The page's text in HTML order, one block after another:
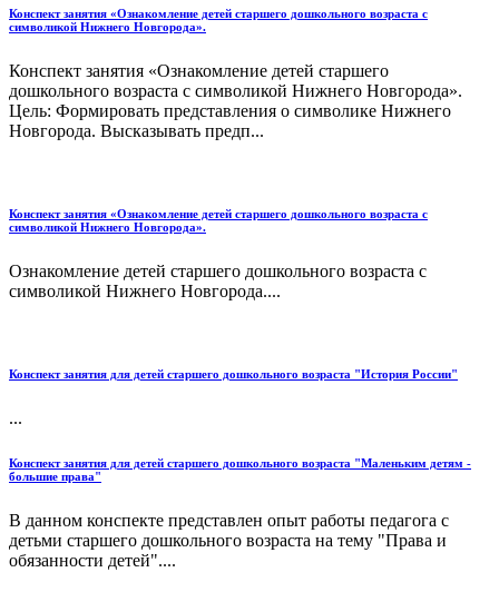
Конспект занятия «Ознакомление детей старшего дошкольного возраста с
символикой Нижнего Новгорода».
Конспект занятия «Ознакомление детей старшего
дошкольного возраста с символикой Нижнего Новгорода».
Цель: Формировать представления о символике Нижнего
Новгорода. Высказывать предп...
Конспект занятия «Ознакомление детей старшего дошкольного возраста с
символикой Нижнего Новгорода».
Ознакомление детей старшего дошкольного возраста с
символикой Нижнего Новгорода....
Конспект занятия для детей старшего дошкольного возраста "История России"
...
Конспект занятия для детей старшего дошкольного возраста "Маленьким детям -
большие права"
В данном конспекте представлен опыт работы педагога с
детьми старшего дошкольного возраста на тему "Права и
обязанности детей"....